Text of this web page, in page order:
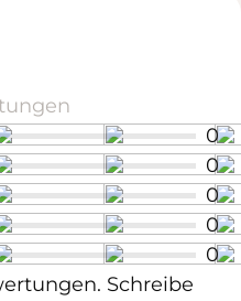
0
0
0
0
0
Schreibe